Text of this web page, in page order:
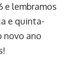
e lembramos
e quinta-
novo ano